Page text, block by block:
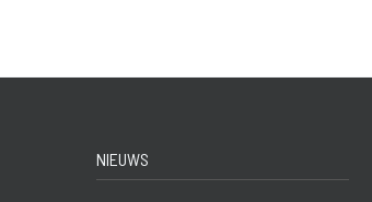
NIEUWS